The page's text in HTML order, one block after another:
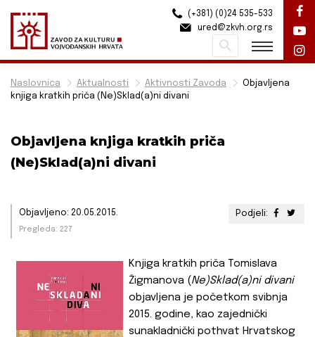
Naslovnica Aktualnosti Aktivnosti Zavoda
Objavljena
knjiga kratkih priča (Ne)Sklad(a)ni divani
Objavljena knjiga kratkih priča
(Ne)Sklad(a)ni divani
Podjeli:
Objavljeno: 20.05.2015.
Pregleda: 227
Knjiga kratkih priča Tomislava
Žigmanova (Ne)Sklad(a)ni divani
objavljena je početkom svibnja
2015. godine, kao zajednički
sunakladnički pothvat Hrvatskog
(+381) (0)24 535-533
ured@zkvh.org.rs
Pretraži